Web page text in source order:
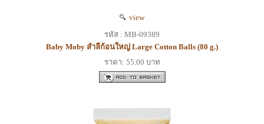
view
รหัส : MB-09389
Baby Moby สำลีก้อนใหญ่ Large Cotton Balls (80 g.)
ราคา: 55.00 บาท